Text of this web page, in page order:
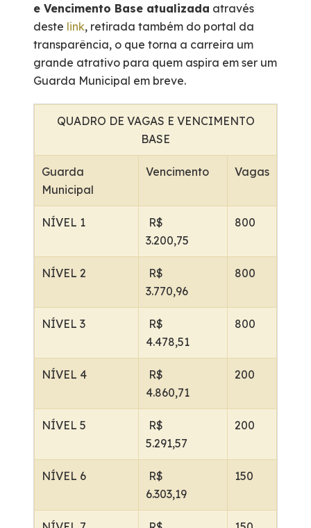
e Vencimento Base atualizada através
deste link, retirada também do portal da
transparência, o que torna a carreira um
grande atrativo para quem aspira em ser um
Guarda Municipal em breve.
QUADRO DE VAGAS E VENCIMENTO
BASE
Guarda
Municipal
Vencimento Vagas
NÍVEL 1
R$
3.200,75
800
NÍVEL 2
R$
3.770,96
800
NÍVEL 3
R$
4.478,51
800
NÍVEL 4
R$
4.860,71
200
NÍVEL 5
R$
5.291,57
200
NÍVEL 6
R$
6.303,19
150